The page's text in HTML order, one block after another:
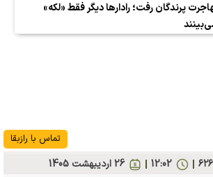
پرندگان رفت؛ رادارها دیگر فقط «لکه»
تماس با رازبقا
26 ارديبهشت 1405 12:02